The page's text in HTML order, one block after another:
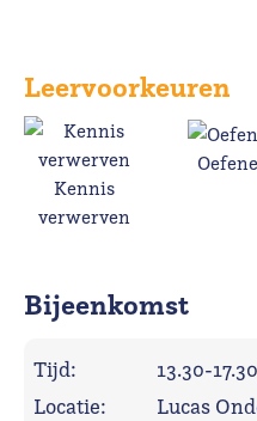
Leervoorkeuren
Kennis
verwerven
Bijeenkomst
Tijd:
13.30-
Locatie:
Lucas